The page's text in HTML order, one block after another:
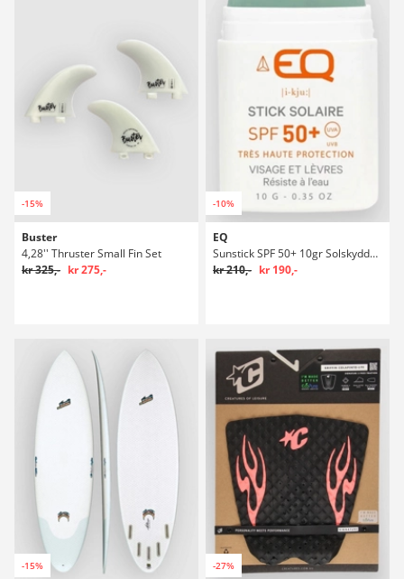
-15%
Buster
4,28'' Thruster Small Fin Set
kr 325,- kr 275,-
-10%
EQ
Sunstick SPF 50+ 10gr Solskyddskräm
kr 210,- kr 190,-
-15% -27%